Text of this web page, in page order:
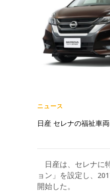
ニュース
日産 セレナの福祉車
日産は、セレナに
ョン」を設定し、
開始した。